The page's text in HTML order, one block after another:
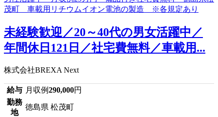
未経験歓迎／20～40代の男女活躍中／
年間休日121日／社宅費無料／車載用...
株式会社BREXA Next
給与 月収例290,000円
勤務
地
徳島県 松茂町